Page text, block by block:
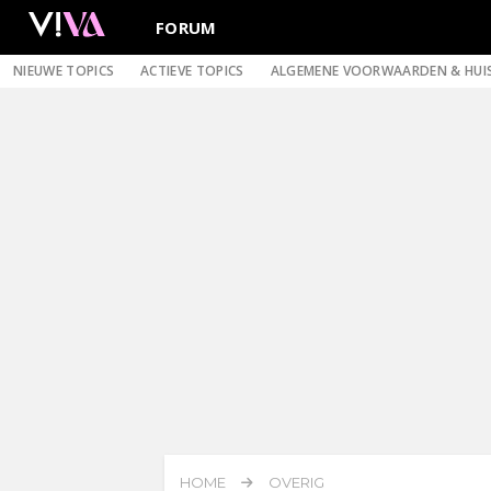
FORUM
NIEUWE TOPICS ACTIEVE TOPICS ALGEMENE VOORWAARDEN &
HOME OVERIG